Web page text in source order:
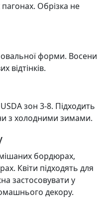
Обрізка не
форми. Восени
відтінків.
зон 3-8. Підходить
з холодними зимами.
бордюрах,
Квіти підходять для
застосовувати у
декору.